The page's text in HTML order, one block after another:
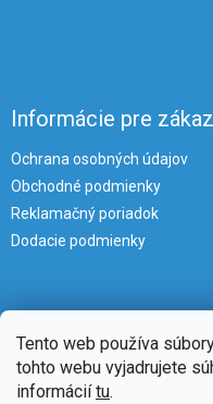
Tento web používa
tohto webu vyjadrujete
informáciítu.
Informácie pre
Ochrana osobných údajov
Obchodné podmienky
Reklamačný poriadok
Dodacie podmienky